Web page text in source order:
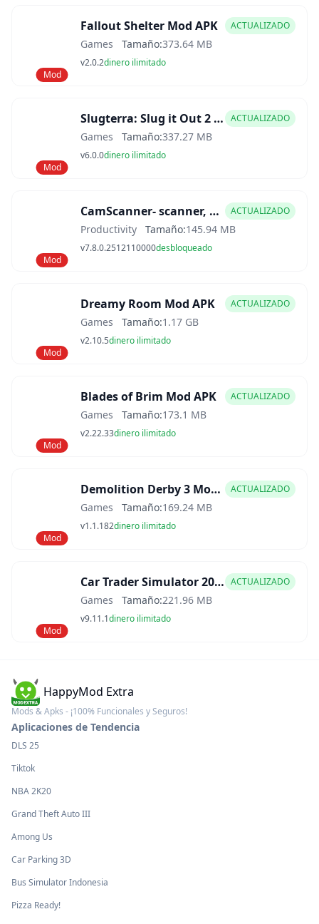
Mod
Fallout Shelter Mod APK ACTUALIZADO
Games Tamaño:373.64 MB
v2.0.2dinero ilimitado
Mod
Slugterra: Slug it Out 2 Mod APK ACTUALIZADO
Games Tamaño:337.27 MB
v6.0.0dinero ilimitado
Mod
CamScanner- scanner, PDF maker Mod APK ACTUALIZADO
Productivity Tamaño:145.94 MB
v7.8.0.2512110000desbloqueado
Mod
Dreamy Room Mod APK ACTUALIZADO
Games Tamaño:1.17 GB
v2.10.5dinero ilimitado
Mod
Blades of Brim Mod APK ACTUALIZADO
Games Tamaño:173.1 MB
v2.22.33dinero ilimitado
Mod
Demolition Derby 3 Mod APK ACTUALIZADO
Games Tamaño:169.24 MB
v1.1.182dinero ilimitado
Mod
Car Trader Simulator 2025 Mod APK ACTUALIZADO
Games Tamaño:221.96 MB
v9.11.1dinero ilimitado
HappyMod Extra
Mods & Apks - ¡100% Funcionales y Seguros!
Aplicaciones de Tendencia
DLS 25
Tiktok
NBA 2K20
Grand Theft Auto III
Among Us
Car Parking 3D
Bus Simulator Indonesia
Pizza Ready!